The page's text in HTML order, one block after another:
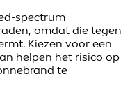
spectrum
omdat die tegen
Kiezen voor een
helpen het risico op
te